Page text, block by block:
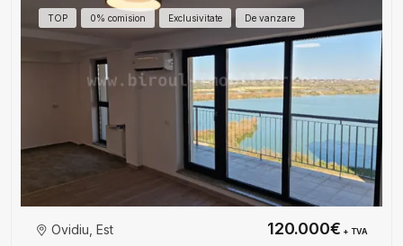
TOP 0% comision Exclusivitate De vanzare
Ovidiu, Est 120.000€ + TVA